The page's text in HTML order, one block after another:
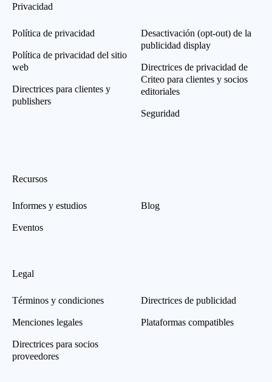
Privacidad
Política de privacidad
Política de privacidad del sitio
web
Directrices para clientes y
publishers
Desactivación (opt-out) de la
publicidad display
Directrices de privacidad de
Criteo para clientes y socios
editoriales
Seguridad
Recursos
Informes y estudios
Eventos
Blog
Legal
Términos y condiciones
Menciones legales
Directrices para socios
proveedores
Directrices de publicidad
Plataformas compatibles